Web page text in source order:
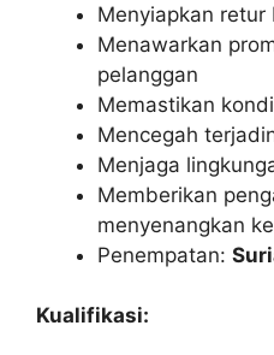
Menyiapkan retur
Menawarkan
pelanggan
Memastikan
Mencegah
Menjaga
Memberikan
menyenangkan
Penempatan:
Kualifikasi: